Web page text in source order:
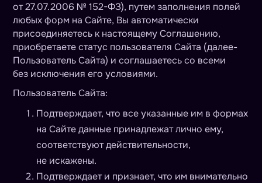
от 27.07.2006 № 152-ФЗ), путем заполнения полей
любых форм на Сайте, Вы автоматически
присоединяетесь к настоящему Соглашению,
приобретаете статус пользователя Сайта (далее-
Пользователь Сайта) и соглашаетесь со всеми
без исключения его условиями.
Пользователь Сайта:
Подтверждает, что все указанные им в формах
на Сайте данные принадлежат лично ему,
соответствуют действительности,
не искажены.
Подтверждает и признает, что им внимательно